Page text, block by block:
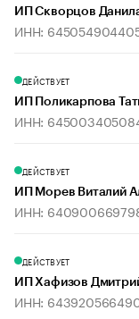
ИП Скворцов
ИНН:
ДЕЙСТВУЕТ
ИП Поликарпова
ИНН:
ДЕЙСТВУЕТ
ИП Морев Виталий
ИНН:
ДЕЙСТВУЕТ
ИП Хафизов
ИНН: